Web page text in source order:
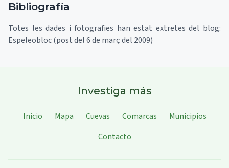
Bibliografía
Totes les dades i fotografies han estat extretes del blog:
Espeleobloc (post del 6 de març del 2009)
Investiga más
Inicio Mapa Cuevas Comarcas
Municipios
Contacto